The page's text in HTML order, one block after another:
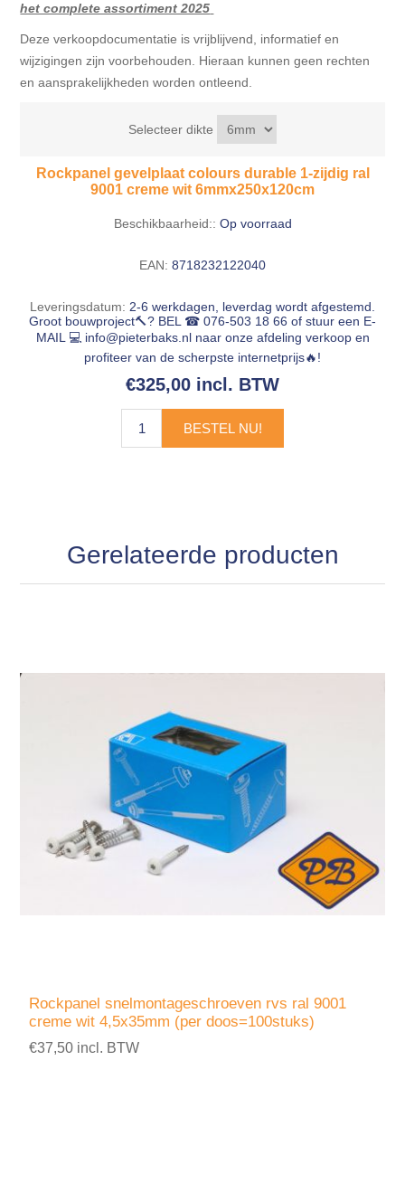
het complete assortiment 2025
Deze verkoopdocumentatie is vrijblijvend, informatief en
wijzigingen zijn voorbehouden. Hieraan kunnen geen rechten
en aansprakelijkheden worden ontleend.
Selecteer dikte
Rockpanel gevelplaat colours durable 1-zijdig ral
9001 creme wit 6mmx250x120cm
Beschikbaarheid:: Op voorraad
EAN: 8718232122040
Leveringsdatum: 2-6 werkdagen, leverdag wordt afgestemd.
Groot bouwproject🔨? BEL ☎ 076-503 18 66 of stuur een E-
MAIL 💻 info@pieterbaks.nlnaar onze afdeling verkoop en
profiteer van de scherpste internetprijs🔥!
€325,00 incl. BTW
BESTEL NU!
Gerelateerde producten
Rockpanel snelmontageschroeven rvs ral 9001
creme wit 4,5x35mm (per doos=100stuks)
€37,50 incl. BTW